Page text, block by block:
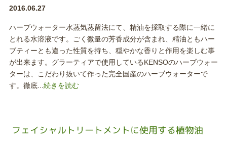
2016.06.27
ハーブウォーター水蒸気蒸留法にて、精油を採取する際に一緒に
とれる水溶液です。ごく微量の芳香成分が含まれ、精油ともハー
ブティーとも違った性質を持ち、穏やかな香りと作用を楽しむ事
が出来ます。グラーティアで使用しているKENSOのハーブウォー
ターは、こだわり抜いて作った完全国産のハーブウォーターで
す。徹底...続きを読む
フェイシャルトリートメントに使用する植物油